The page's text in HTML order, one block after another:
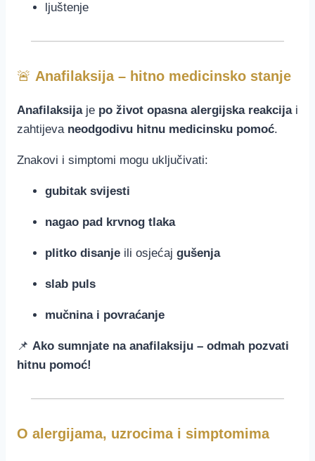
ljuštenje
🚨 Anafilaksija – hitno medicinsko stanje
Anafilaksijaje po život opasna alergijska reakcijai
zahtijeva neodgodivu hitnu medicinsku pomoć.
Znakovi i simptomi mogu uključivati:
gubitak svijesti
nagao pad krvnog tlaka
plitko disanje ili osjećaj gušenja
slab puls
mučnina i povraćanje
📌 Ako sumnjate na anafilaksiju – odmah pozvati
hitnu pomoć!
O alergijama, uzrocima i simptomima